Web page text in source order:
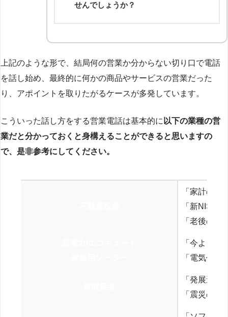
せんでしょうか？
上記のような形で、結局何の営業か分からない切り口で電話
を話し始め、最終的に何かの商品やサービスの営業だった
り、アポイントを取りたがるケースが多発しています。
こういった話し方をする営業電話は基本的に 以下の業種の営
業だと分かっておくと身構えることができると思いますの
で、是非参考にしてください。
「家計の見
「新NISA
「老後の
「今より
「電気代を
「発展途
「震災の